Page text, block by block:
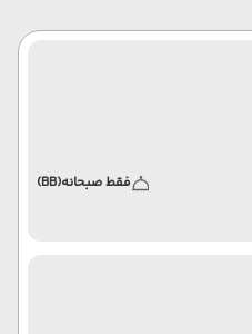
فقط صبحانه(BB)